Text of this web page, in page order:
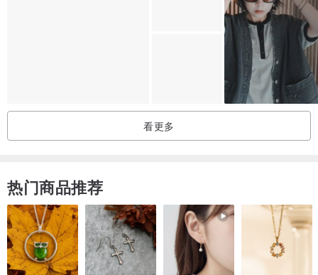
- 短版设计
- 后领开扣
- 侧边开衩
▲材质与尺寸
材质｜棉
看更多
热门商品推荐